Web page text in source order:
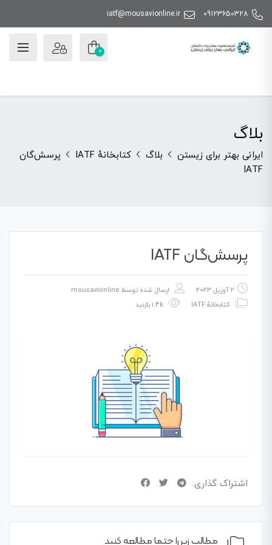
09123650328
iatf@mousavionline.ir
0
بلاگ
ایرانی بهتر برای زیستن بلاگ کتابخانهٔ IATF
پرسش‌گان
IATF
پرسش‌گان IATF
2 آوریل 2023 ارسال شده توسط mousavionline
کتابخانهٔ IATF
اشتراک گذاری:
مطالب زیر را حتما مطالعه کنید